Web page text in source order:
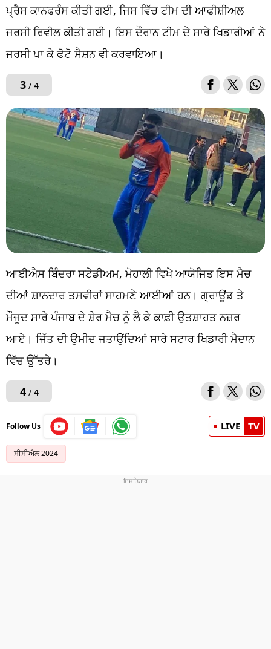
ਪ੍ਰੈਸ ਕਾਨਫਰੰਸ ਕੀਤੀ ਗਈ, ਜਿਸ ਵਿੱਚ ਟੀਮ ਦੀ ਆਫੀਸ਼ੀਅਲ
ਜਰਸੀ ਰਿਵੀਲ ਕੀਤੀ ਗਈ। ਇਸ ਦੌਰਾਨ ਟੀਮ ਦੇ ਸਾਰੇ ਖਿਡਾਰੀਆਂ ਨੇ
ਜਰਸੀ ਪਾ ਕੇ ਫੋਟੋ ਸੈਸ਼ਨ ਵੀ ਕਰਵਾਇਆ।
3/ 4
ਆਈਐਸ ਬਿੰਦਰਾ ਸਟੇਡੀਅਮ, ਮੋਹਾਲੀ ਵਿਖੇ ਆਯੋਜਿਤ ਇਸ ਮੈਚ
ਦੀਆਂ ਸ਼ਾਨਦਾਰ ਤਸਵੀਰਾਂ ਸਾਹਮਣੇ ਆਈਆਂ ਹਨ। ਗ੍ਰਾਊਂਡ ਤੇ
ਮੌਜੂਦ ਸਾਰੇ ਪੰਜਾਬ ਦੇ ਸ਼ੇਰ ਮੈਚ ਨੂੰ ਲੈ ਕੇ ਕਾਫ਼ੀ ਉਤਸ਼ਾਹਤ ਨਜ਼ਰ
ਆਏ। ਜਿੱਤ ਦੀ ਉਮੀਦ ਜਤਾਉਂਦਿਆਂ ਸਾਰੇ ਸਟਾਰ ਖਿਡਾਰੀ ਮੈਦਾਨ
ਵਿੱਚ ਉੱਤਰੇ।
4/ 4
Follow Us LIVE TV
ਸੀਸੀਐਲ 2024